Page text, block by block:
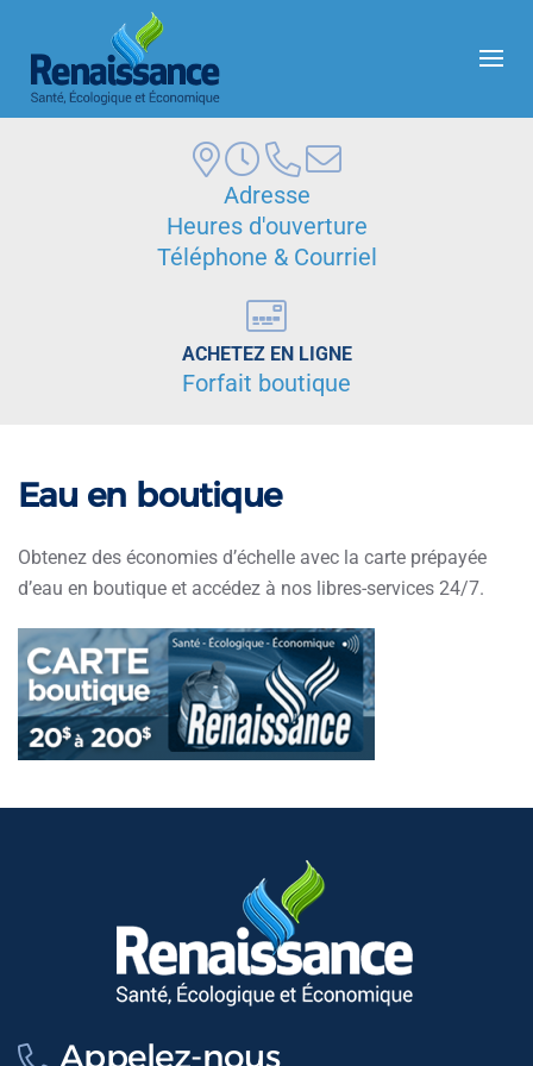
Skip to main content
Adresse
Heures d'ouverture
Téléphone & Courriel
ACHETEZ EN LIGNE
Forfait boutique
Eau en boutique
Obtenez des économies d’échelle avec la carte prépayée
d’eau en boutique et accédez à nos libres-services 24/7.
Appelez-nous